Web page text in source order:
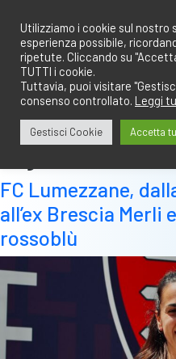
contenuto
FC Lumezzane,
all’ex Brescia Merli
rossoblù
Utilizziamo i cookie sul
esperienza possibile,
ripetute. Cliccando su
TUTTI i cookie.
Tuttavia, puoi visitare
consenso controllato. Leggi
Gestisci Cookie Accetta